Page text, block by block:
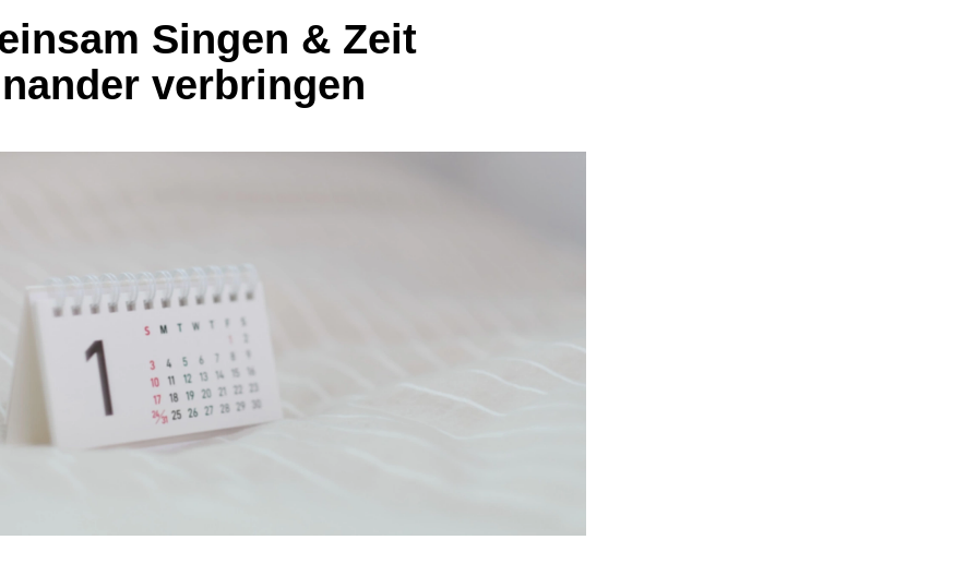
Singen & Zeit
verbringen